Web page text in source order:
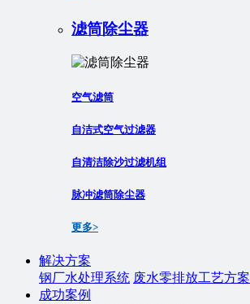
滤筒除尘器
空气滤筒
自洁式空气过滤器
自清洁除沙过滤机组
脉冲滤筒除尘器
更多>
解决方案
钢厂水处理系统 废水零排放工艺方案
成功案例